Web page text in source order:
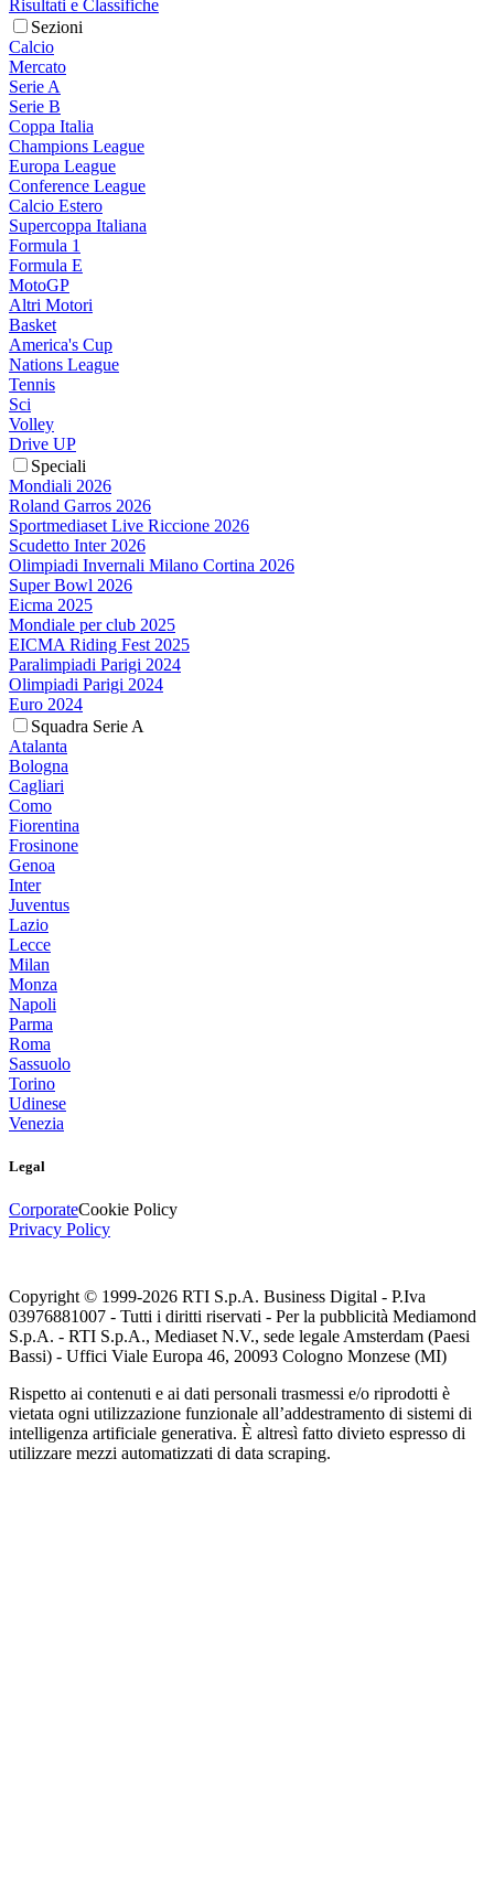
Risultati e Classifiche
Sezioni
Calcio
Mercato
Serie A
Serie B
Coppa Italia
Champions League
Europa League
Conference League
Calcio Estero
Supercoppa Italiana
Formula 1
Formula E
MotoGP
Altri Motori
Basket
America's Cup
Nations League
Tennis
Sci
Volley
Drive UP
Speciali
Mondiali 2026
Roland Garros 2026
Sportmediaset Live Riccione 2026
Scudetto Inter 2026
Olimpiadi Invernali Milano Cortina 2026
Super Bowl 2026
Eicma 2025
Mondiale per club 2025
EICMA Riding Fest 2025
Paralimpiadi Parigi 2024
Olimpiadi Parigi 2024
Euro 2024
Squadra Serie A
Atalanta
Bologna
Cagliari
Como
Fiorentina
Frosinone
Genoa
Inter
Juventus
Lazio
Lecce
Milan
Monza
Napoli
Parma
Roma
Sassuolo
Torino
Udinese
Venezia
Legal
CorporateCookie Policy
Privacy Policy
Copyright © 1999-2026 RTI S.p.A. Business Digital - P.Iva
03976881007 - Tutti i diritti riservati - Per la pubblicità Mediamond
S.p.A. - RTI S.p.A., Mediaset N.V., sede legale Amsterdam (Paesi
Bassi) - Uffici Viale Europa 46, 20093 Cologno Monzese (MI)
Rispetto ai contenuti e ai dati personali trasmessi e/o riprodotti è
vietata ogni utilizzazione funzionale all’addestramento di sistemi di
intelligenza artificiale generativa. È altresì fatto divieto espresso di
utilizzare mezzi automatizzati di data scraping.